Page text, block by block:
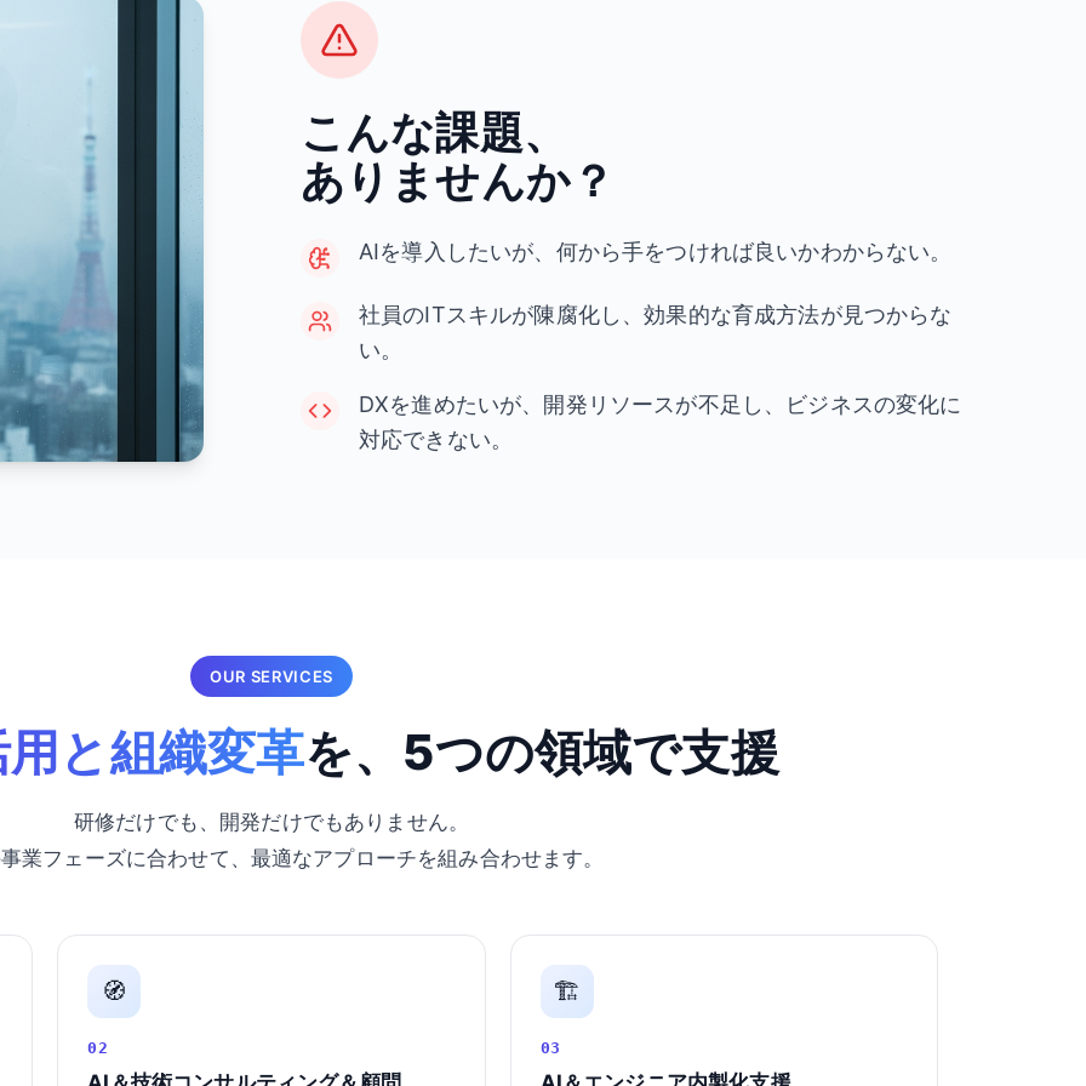
こんな課題、
ありませんか？
AIを導入したいが、何から手をつければ良いかわからない。
社員のITスキルが陳腐化し、効果的な育成方法が見つからな
い。
DXを進めたいが、開発リソースが不足し、ビジネスの変化に
対応できない。
OUR SERVICES
と組織変革を、5つの領域で支援
研修だけでも、開発だけでもありません。
業フェーズに合わせて、最適なアプローチを組み合わせます。
🧭
02
🏗️
03